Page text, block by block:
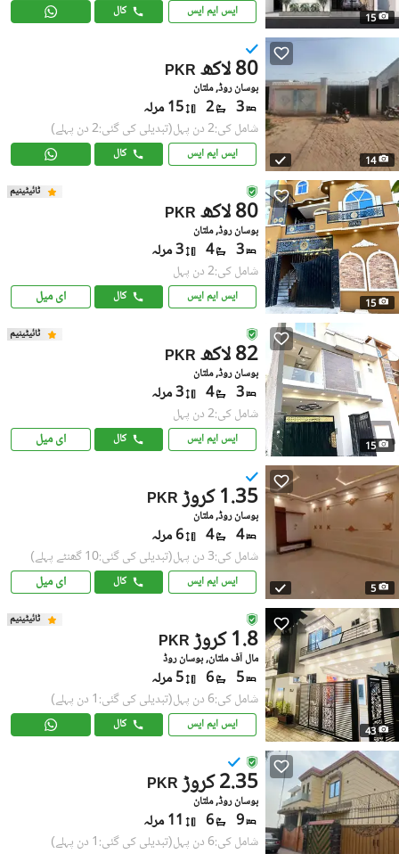
15 ایس ایم ایس کال
14
PKR 80 لاکھ
بوسان روڈ, ملتان
3
2 15 مرلہ
شامل کی:2 دن پہل (تبدیلی کی گئی:2 دن پہلے)
ایس ایم ایس کال
15
ٹائیٹینیم
PKR 80 لاکھ
بوسان روڈ, ملتان
3
4 3 مرلہ
شامل کی:2 دن پہل
ایس ایم ایس کال ای میل
15
ٹائیٹینیم
PKR 82 لاکھ
بوسان روڈ, ملتان
3
4 3 مرلہ
شامل کی:2 دن پہل
ایس ایم ایس کال ای میل
5
PKR 1.35 کروڑ
بوسان روڈ, ملتان
4
4 6 مرلہ
شامل کی:3 دن پہل (تبدیلی کی گئی:10 گھنٹے پہلے)
ایس ایم ایس کال ای میل
43
ٹائیٹینیم
PKR 1.8 کروڑ
مال آف ملتان, بوسان روڈ
5
6 5 مرلہ
شامل کی:6 دن پہل (تبدیلی کی گئی:1 دن پہلے)
ایس ایم ایس کال
PKR 2.35 کروڑ
بوسان روڈ, ملتان
9
6 11 مرلہ
شامل کی:6 دن پہل (تبدیلی کی گئی:1 دن پہلے)